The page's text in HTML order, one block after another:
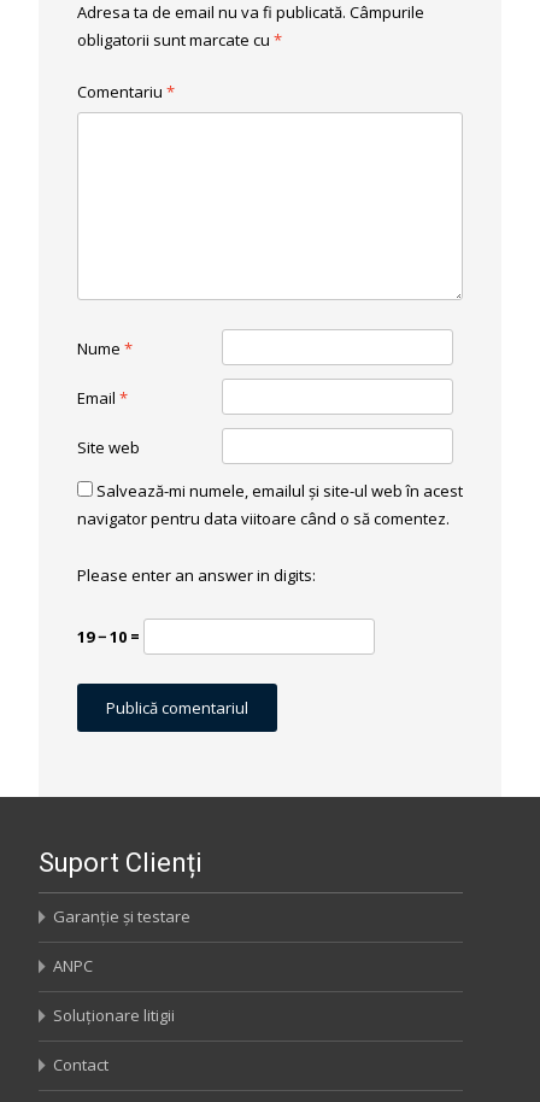
Adresa ta de email nu va fi publicată. Câmpurile
obligatorii sunt marcate cu *
Comentariu *
Nume *
Email *
Site web
Salvează-mi numele, emailul și site-ul web în acest
navigator pentru data viitoare când o să comentez.
Please enter an answer in digits:
19 − 10 =
Suport Clienți
Garanție și testare
ANPC
Soluționare litigii
Contact